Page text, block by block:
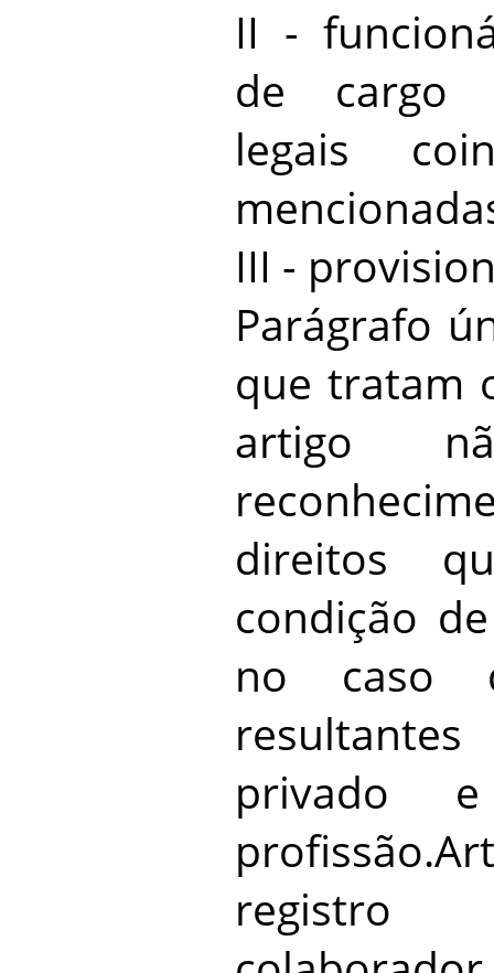
II -
de cargo
legais
III -
Parágrafo
que tratam
artigo
direitos
condição
no caso
privado